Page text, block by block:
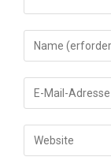
Gib
deinen
Namen
oder
zum
Kommentieren
Gib
deine
E-
Mail-
Gib
deine